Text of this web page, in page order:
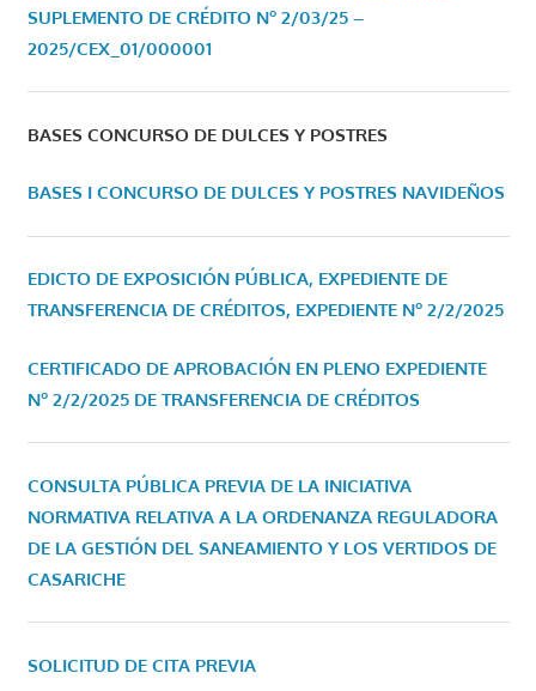
SUPLEMENTO DE CRÉDITO Nº 2/03/25 –
2025/CEX_01/000001
BASES CONCURSO DE DULCES Y POSTRES
BASES I CONCURSO DE DULCES Y POSTRES NAVIDEÑOS
EDICTO DE EXPOSICIÓN PÚBLICA, EXPEDIENTE DE
TRANSFERENCIA DE CRÉDITOS, EXPEDIENTE Nº 2/2/2025
CERTIFICADO DE APROBACIÓN EN PLENO EXPEDIENTE
Nº 2/2/2025 DE TRANSFERENCIA DE CRÉDITOS
CONSULTA PÚBLICA PREVIA DE LA INICIATIVA
NORMATIVA RELATIVA A LA ORDENANZA REGULADORA
DE LA GESTIÓN DEL SANEAMIENTO Y LOS VERTIDOS DE
CASARICHE
SOLICITUD DE CITA PREVIA